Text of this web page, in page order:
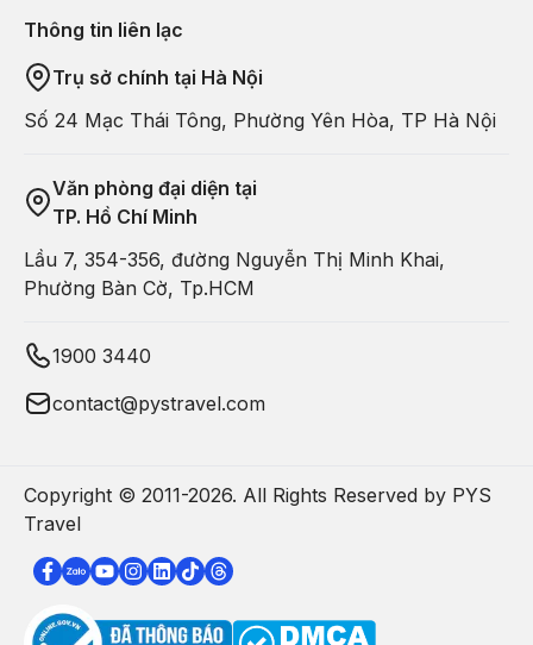
Thông tin liên lạc
Trụ sở chính tại Hà Nội
Số 24 Mạc Thái Tông, Phường Yên Hòa, TP Hà Nội
Văn phòng đại diện tại
TP. Hồ Chí Minh
Lầu 7, 354-356, đường Nguyễn Thị Minh Khai,
Phường Bàn Cờ, Tp.HCM
1900 3440
contact@pystravel.com
Copyright © 2011-2026. All Rights Reserved by PYS
Travel